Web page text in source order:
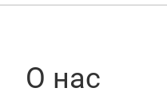
О нас